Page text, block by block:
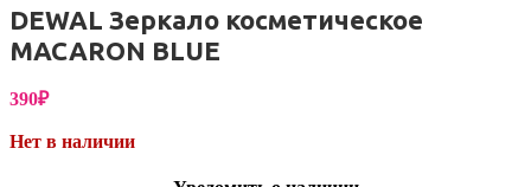
DEWAL Зеркало косметическое
MACARON BLUE
390₽
Нет в наличии